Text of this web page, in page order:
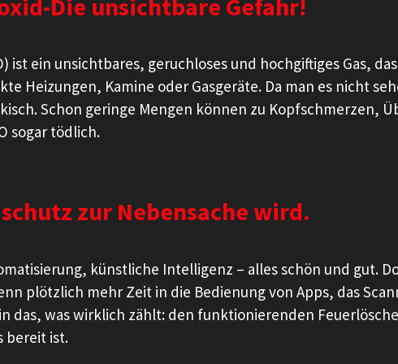
Die unsichtbare Gefahr!
ist ein unsichtbares, geruchloses und hochgiftiges Gas,
Heizungen, Kamine oder Gasgeräte. Da man es nicht
Schon geringe Mengen können zu Kopfschmerzen,
sogar tödlich.
zur Nebensache wird.
künstliche Intelligenz – alles schön und gut.
plötzlich mehr Zeit in die Bedienung von Apps, das
das, was wirklich zählt: den funktionierenden
bereit ist.